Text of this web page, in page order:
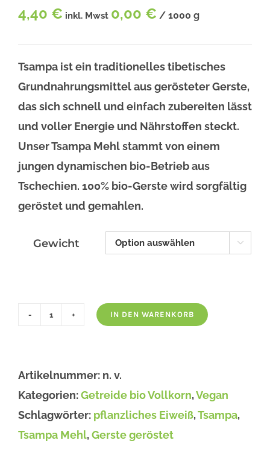
4,40 € inkl. Mwst 0,00 € / 1000 g
Tsampa ist ein traditionelles tibetisches
Grundnahrungsmittel aus gerösteter Gerste,
das sich schnell und einfach zubereiten lässt
und voller Energie und Nährstoffen steckt.
Unser Tsampa Mehl stammt von einem
jungen dynamischen bio-Betrieb aus
Tschechien. 100% bio-Gerste wird sorgfältig
geröstet und gemahlen.
Gewicht 
Menge
IN DEN WARENKORB
Artikelnummer: n. v.
Kategorien:Getreide bio Vollkorn,Vegan
Schlagwörter: pflanzliches Eiweiß,Tsampa,
Tsampa Mehl,Gerste geröstet